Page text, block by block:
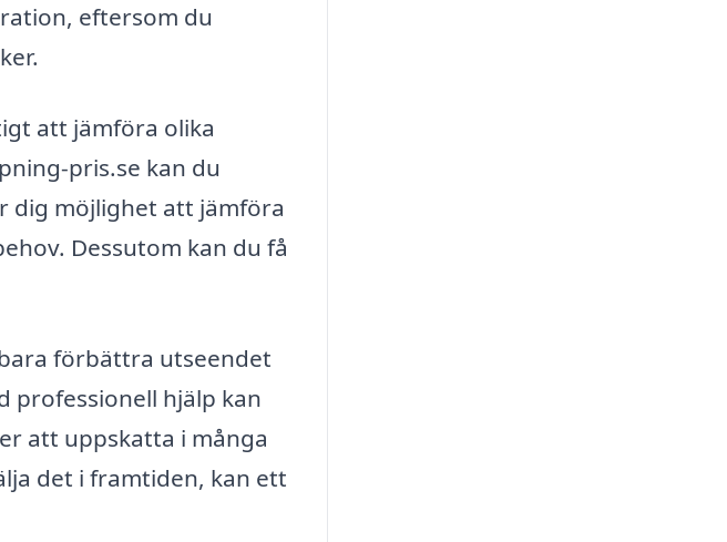
eftersom du
att jämföra olika
pris.se kan du
dig möjlighet att jämföra
Dessutom kan du få
förbättra utseendet
professionell hjälp kan
att uppskatta i många
det i framtiden, kan ett